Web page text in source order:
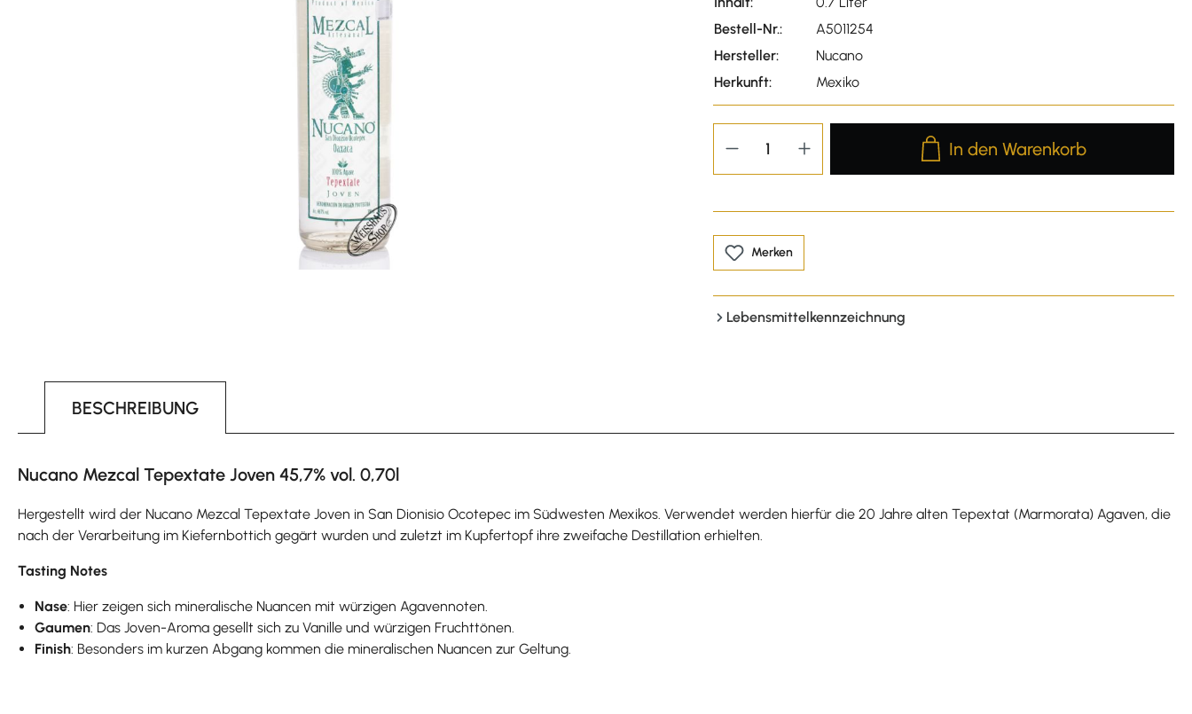
Bestell-Nr.:
A5011254
Hersteller:
Nucano
Herkunft:
Mexiko
Produkt Anzahl: Gib den
In den Warenkorb
Merken
Lebensmittelkennzeichnung
BESCHREIBUNG
Nucano Mezcal Tepextate Joven 45,7% vol. 0,70l
Hergestellt wird der Nucano Mezcal Tepextate Joven in San Dionisio Ocotepec im Südwesten Mexikos. Verwendet werden hierfür die 20 Jahre alten Tepextat (Marmorata) Agaven, die
nach der Verarbeitung im Kiefernbottich gegärt wurden und zuletzt im Kupfertopf ihre zweifache Destillation erhielten.
Tasting Notes
Nase: Hier zeigen sich mineralische Nuancen mit würzigen Agavennoten.
Gaumen: Das Joven-Aroma gesellt sich zu Vanille und würzigen Fruchttönen.
Finish: Besonders im kurzen Abgang kommen die mineralischen Nuancen zur Geltung.